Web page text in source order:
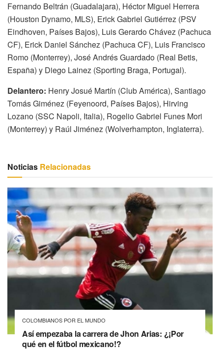
Fernando Beltrán (Guadalajara), Héctor Miguel Herrera
(Houston Dynamo, MLS), Erick Gabriel Gutiérrez (PSV
Eindhoven, Países Bajos), Luis Gerardo Chávez (Pachuca
CF), Erick Daniel Sánchez (Pachuca CF), Luis Francisco
Romo (Monterrey), José Andrés Guardado (Real Betis,
España) y Diego Lainez (Sporting Braga, Portugal).
Delantero: Henry Josué Martín (Club América), Santiago
Tomás Giménez (Feyenoord, Países Bajos), Hirving
Lozano (SSC Napoli, Italia), Rogelio Gabriel Funes Mori
(Monterrey) y Raúl Jiménez (Wolverhampton, Inglaterra).
Noticias Relacionadas
COLOMBIANOS POR EL MUNDO
Así empezaba la carrera de Jhon Arias: ¿¡Por
qué en el fútbol mexicano!?